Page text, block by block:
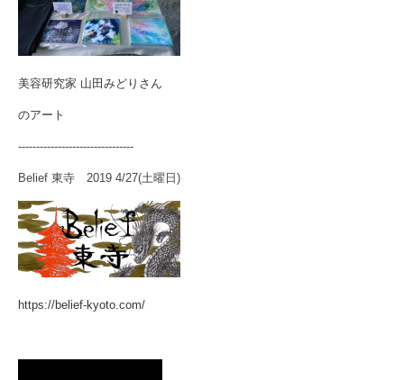
美容研究家 山田みどりさん
のアート
--------------------------------
Belief 東寺 2019 4/27(土曜日)
https://belief-kyoto.com/